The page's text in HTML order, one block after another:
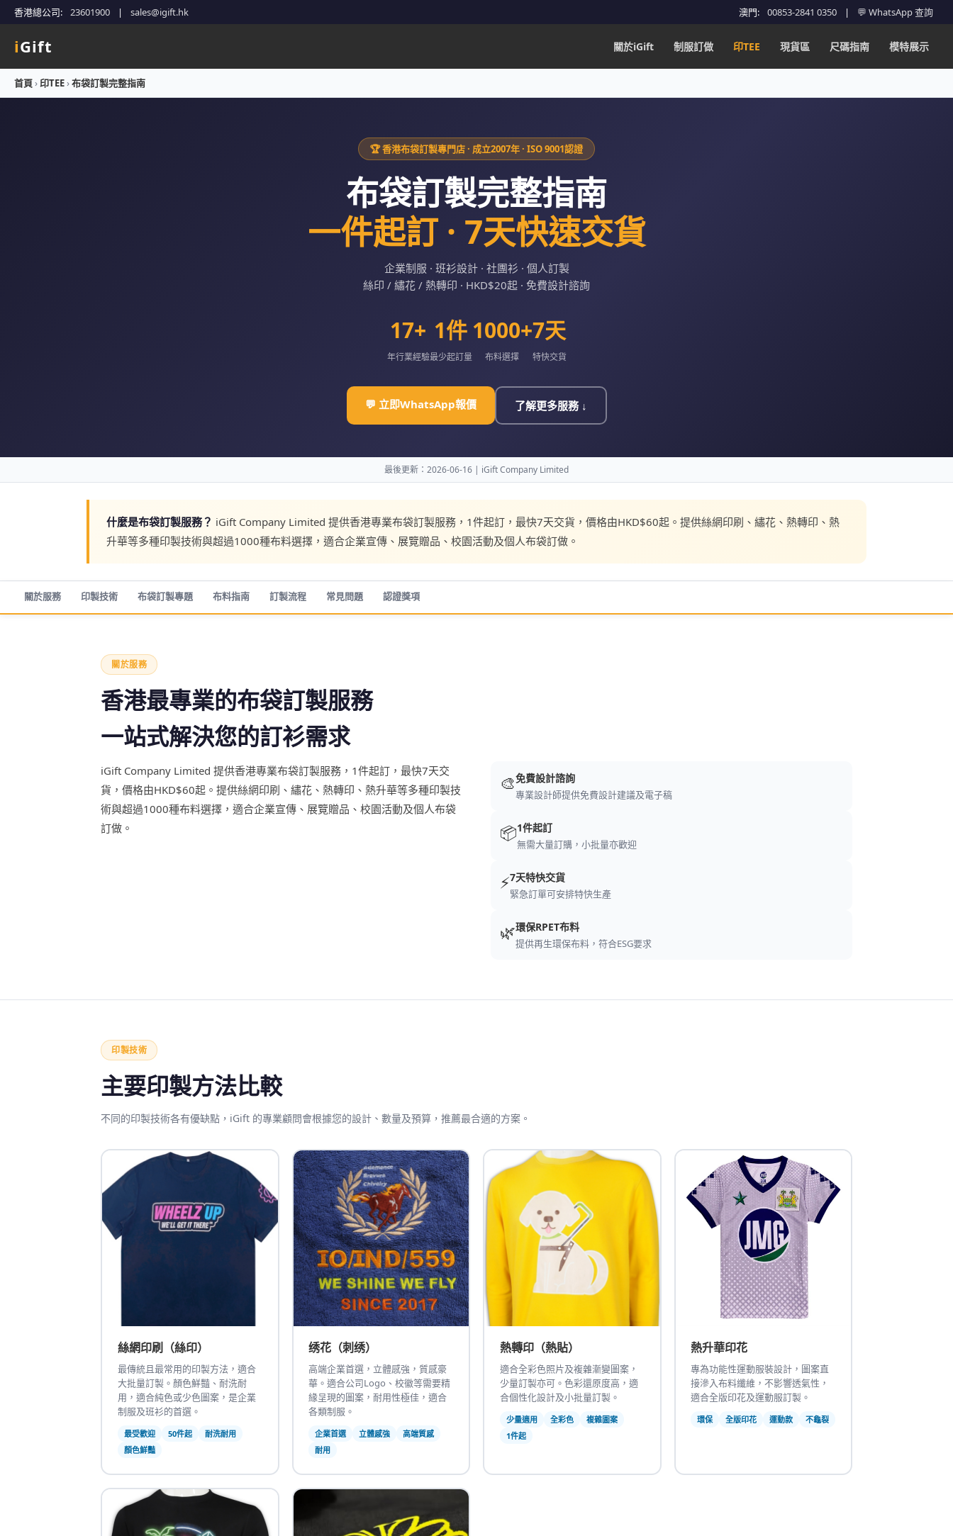
香港總公司: 23601900 | sales@igift.hk 澳門: 00853-2841 0350 | 💬 WhatsApp 查詢
iGift 關於iGift 制服訂做 印TEE 現貨區 尺碼指南 模特展示
首頁›印TEE›布袋訂製完整指南
🏆 香港布袋訂製專門店 · 成立2007年 · ISO 9001認證
布袋訂製完整指南
一件起訂 · 7天快速交貨
企業制服 · 班衫設計 · 社團衫 · 個人訂製
絲印 / 繡花 / 熱轉印 · HKD$20起 · 免費設計諮詢
17+
年行業經驗
1件
最少起訂量
1000+
布料選擇
7天
特快交貨
💬 立即WhatsApp報價 了解更多服務 ↓
最後更新：2026-06-16 | iGift Company Limited
什麼是布袋訂製服務？ iGift Company Limited 提供香港專業布袋訂製服務，1件起訂，最快7天交貨，價格由HKD$60起。提供絲網印刷、繡花、熱轉印、熱
升華等多種印製技術與超過1000種布料選擇，適合企業宣傳、展覽贈品、校園活動及個人布袋訂做。
關於服務 印製技術 布袋訂製專題 布料指南 訂製流程 常見問題 認證獎項
關於服務
香港最專業的布袋訂製服務
一站式解決您的訂衫需求
iGift Company Limited 提供香港專業布袋訂製服務，1件起訂，最快7天交
貨，價格由HKD$60起。提供絲網印刷、繡花、熱轉印、熱升華等多種印製技
術與超過1000種布料選擇，適合企業宣傳、展覽贈品、校園活動及個人布袋
訂做。
🎨免費設計諮詢
專業設計師提供免費設計建議及電子稿
📦1件起訂
無需大量訂購，小批量亦歡迎
⚡7天特快交貨
緊急訂單可安排特快生產
🌿環保RPET布料
提供再生環保布料，符合ESG要求
印製技術
主要印製方法比較
不同的印製技術各有優缺點，iGift 的專業顧問會根據您的設計、數量及預算，推薦最合適的方案。
絲網印刷（絲印）
最傳統且最常用的印製方法，適合
大批量訂製。顏色鮮豔、耐洗耐
用，適合純色或少色圖案，是企業
制服及班衫的首選。
最受歡迎 50件起
耐洗耐用
顏色鮮豔
绣花（刺绣）
高端企業首選，立體感強，質感豪
華。適合公司Logo、校徽等需要精
緣呈現的圖案，耐用性極佳，適合
各類制服。
企業首選 立體感強
高端質感
耐用
熱轉印（熱貼）
適合全彩色照片及複雜漸變圖案，
少量訂製亦可。色彩還原度高，適
合個性化設計及小批量訂製。
少量適用 全彩色
複雜圖案
1件起
熱升華印花
專為功能性運動服裝設計，圖案直
接滲入布料纖維，不影響透氣性，
適合全版印花及運動服訂製。
環保 全版印花 運動款 不龜裂